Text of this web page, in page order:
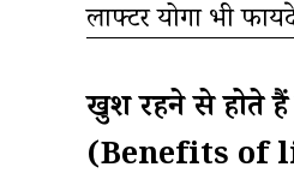
लाफ्टर योगा भी
खुश रहने से होते
(Benefits of